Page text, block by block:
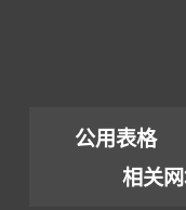
公用表格
相关